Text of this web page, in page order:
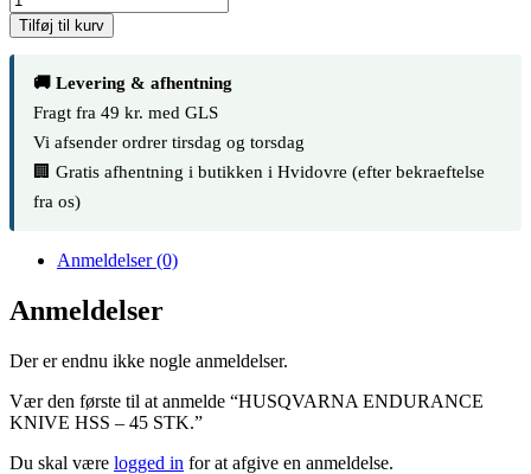
Tilføj til kurv
🚚 Levering & afhentning
Fragt fra 49 kr. med GLS
Vi afsender ordrer tirsdag og torsdag
🏢 Gratis afhentning i butikken i Hvidovre (efter bekraeftelse
fra os)
Anmeldelser (0)
Anmeldelser
Der er endnu ikke nogle anmeldelser.
Vær den første til at anmelde “HUSQVARNA ENDURANCE
KNIVE HSS – 45 STK.”
Du skal være logged in for at afgive en anmeldelse.